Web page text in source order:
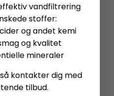
vandfiltrering
stoffer:
og andet kemi
og kvalitet
mineraler
kontakter dig med
tilbud.